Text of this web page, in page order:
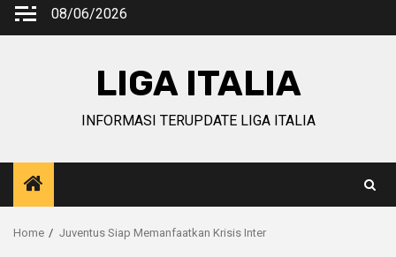
Skip
08/06/2026
LIGA ITALIA
INFORMASI TERUPDATE LIGA ITALIA
Home Juventus Siap Memanfaatkan Krisis Inter